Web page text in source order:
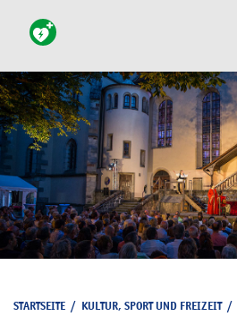
STARTSEITE / KULTUR, SPORT UND FREIZEIT/